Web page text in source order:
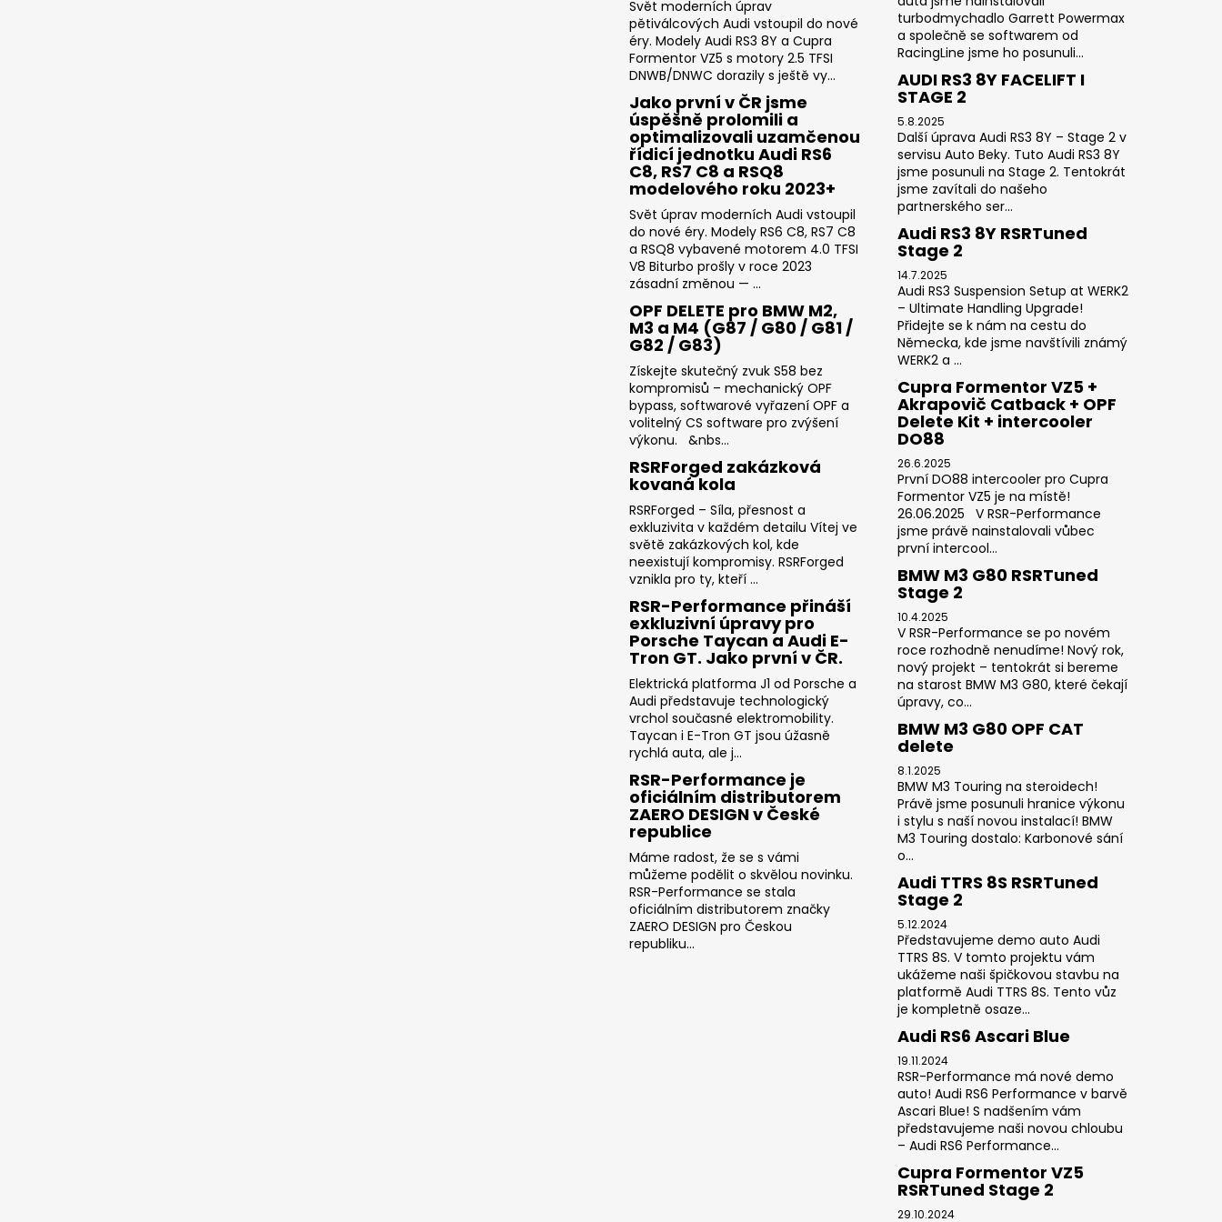
Svět moderních úprav
pětiválcových Audi vstoupil do nové
éry. Modely Audi RS3 8Y a Cupra
Formentor VZ5 s motory 2.5 TFSI
DNWB/DNWC dorazily s ještě vy...
Jako první v ČR jsme
úspěšně prolomili a
optimalizovali uzamčenou
řídicí jednotku Audi RS6
C8, RS7 C8 a RSQ8
modelového roku 2023+
Svět úprav moderních Audi vstoupil
do nové éry. Modely RS6 C8, RS7 C8
a RSQ8 vybavené motorem 4.0 TFSI
V8 Biturbo prošly v roce 2023
zásadní změnou — ...
OPF DELETE pro BMW M2,
M3 a M4 (G87 / G80 / G81 /
G82 / G83)
Získejte skutečný zvuk S58 bez
kompromisů – mechanický OPF
bypass, softwarové vyřazení OPF a
volitelný CS software pro zvýšení
výkonu. &nbs...
RSRForged zakázková
kovaná kola
RSRForged – Síla, přesnost a
exkluzivita v každém detailu Vítej ve
světě zakázkových kol, kde
neexistují kompromisy. RSRForged
vznikla pro ty, kteří ...
RSR-Performance přináší
exkluzivní úpravy pro
Porsche Taycan a Audi E-
Tron GT. Jako první v ČR.
Elektrická platforma J1 od Porsche a
Audi představuje technologický
vrchol současné elektromobility.
Taycan i E-Tron GT jsou úžasně
rychlá auta, ale j...
RSR-Performance je
oficiálním distributorem
ZAERO DESIGN v České
republice
Máme radost, že se s vámi
můžeme podělit o skvělou novinku.
RSR-Performance se stala
oficiálním distributorem značky
ZAERO DESIGN pro Českou
republiku...
turbodmychadlo Garrett Powermax
a společně se softwarem od
RacingLine jsme ho posunuli...
AUDI RS3 8Y FACELIFT I
STAGE 2
5.8.2025
Další úprava Audi RS3 8Y – Stage 2 v
servisu Auto Beky. Tuto Audi RS3 8Y
jsme posunuli na Stage 2. Tentokrát
jsme zavítali do našeho
partnerského ser...
Audi RS3 8Y RSRTuned
Stage 2
14.7.2025
Audi RS3 Suspension Setup at WERK2
– Ultimate Handling Upgrade!
Přidejte se k nám na cestu do
Německa, kde jsme navštívili známý
WERK2 a ...
Cupra Formentor VZ5 +
Akrapovič Catback + OPF
Delete Kit + intercooler
DO88
26.6.2025
První DO88 intercooler pro Cupra
Formentor VZ5 je na místě!
26.06.2025 V RSR-Performance
jsme právě nainstalovali vůbec
první intercool...
BMW M3 G80 RSRTuned
Stage 2
10.4.2025
V RSR-Performance se po novém
roce rozhodně nenudíme! Nový rok,
nový projekt – tentokrát si bereme
na starost BMW M3 G80, které čekají
úpravy, co...
BMW M3 G80 OPF CAT
delete
8.1.2025
BMW M3 Touring na steroidech!
Právě jsme posunuli hranice výkonu
i stylu s naší novou instalací! BMW
M3 Touring dostalo: Karbonové sání
o...
Audi TTRS 8S RSRTuned
Stage 2
5.12.2024
Představujeme demo auto Audi
TTRS 8S. V tomto projektu vám
ukážeme naši špičkovou stavbu na
platformě Audi TTRS 8S. Tento vůz
je kompletně osaze...
Audi RS6 Ascari Blue
19.11.2024
RSR-Performance má nové demo
auto! Audi RS6 Performance v barvě
Ascari Blue! S nadšením vám
představujeme naši novou chloubu
– Audi RS6 Performance...
Cupra Formentor VZ5
RSRTuned Stage 2
29.10.2024